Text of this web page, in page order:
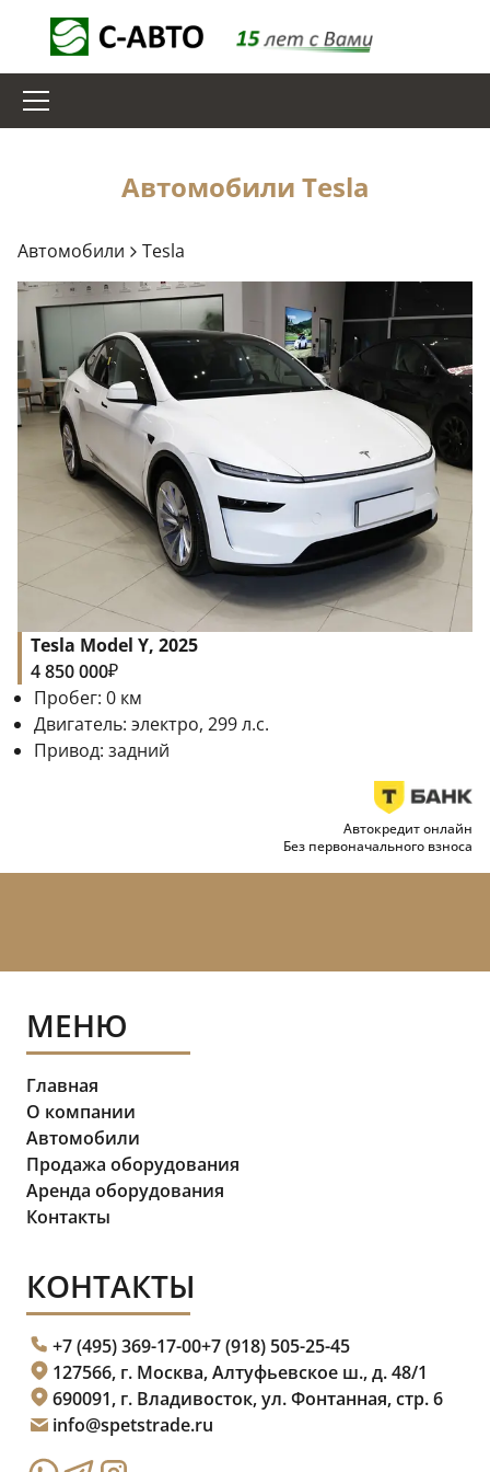
Автомобили Tesla
Автомобили Tesla
Tesla Model Y, 2025
4 850 000₽
Пробег: 0 км
Двигатель: электро, 299 л.с.
Привод: задний
Автокредит онлайн
Без первоначального взноса
МЕНЮ
Главная
О компании
Автомобили
Продажа оборудования
Аренда оборудования
Контакты
КОНТАКТЫ
+7 (495) 369-17-00+7 (918) 505-25-45
127566, г. Москва, Алтуфьевское ш., д. 48/1
690091, г. Владивосток, ул. Фонтанная, стр. 6
info@spetstrade.ru